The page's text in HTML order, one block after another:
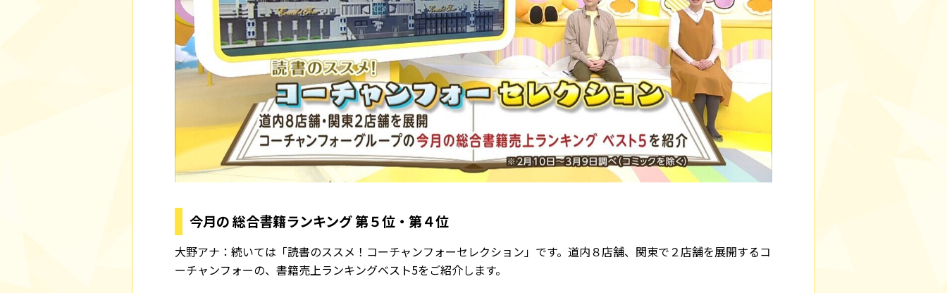
今月の 総合書籍ランキング 第５位・第４位
大野アナ：続いては「読書のススメ！コーチャンフォーセレクション」です。道内８店舗、関東で２店舗を展開するコ
ーチャンフォーの、書籍売上ランキングベスト5をご紹介します。